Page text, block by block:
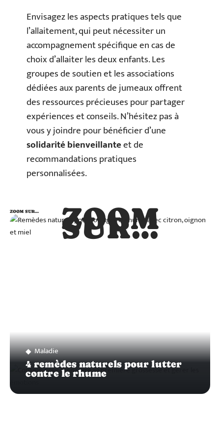
Envisagez les aspects pratiques tels que
l’allaitement, qui peut nécessiter un
accompagnement spécifique en cas de
choix d’allaiter les deux enfants. Les
groupes de soutien et les associations
dédiées aux parents de jumeaux offrent
des ressources précieuses pour partager
expériences et conseils. N’hésitez pas à
vous y joindre pour bénéficier d’une
solidarité bienveillanteet de
recommandations pratiques
personnalisées.
ZOOM
SUR…
ZOOM SUR…
Maladie
4 remèdes naturels pour lutter
contre le rhume